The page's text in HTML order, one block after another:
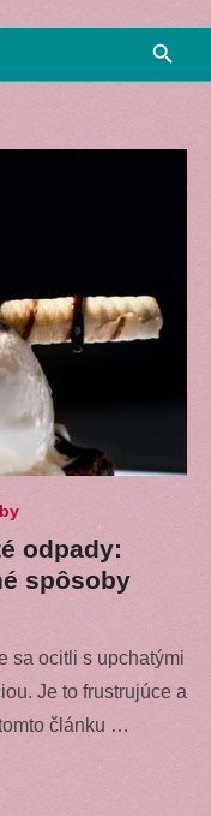
odpady:
spôsoby
sa ocitli s upchatými
Je to frustrujúce a
článku …